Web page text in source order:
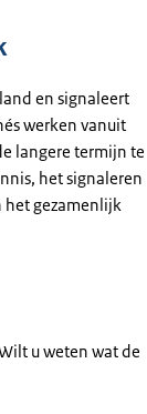
en signaleert
werken vanuit
langere termijn te
het signaleren
het gezamenlijk
u weten wat de